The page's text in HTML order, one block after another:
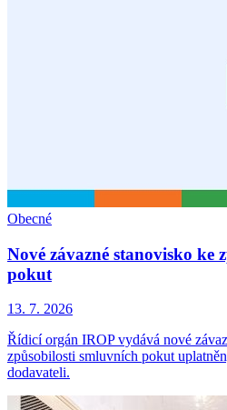
Obecné
Nové závazné stanovisko ke
pokut
13. 7. 2026
Řídicí orgán IROP vydává nové
způsobilosti smluvních pokut
dodavateli.